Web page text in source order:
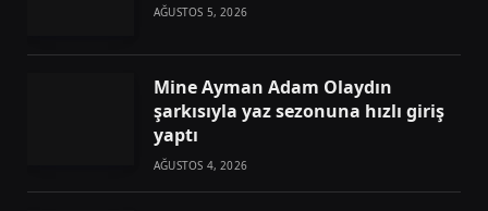
AĞUSTOS 5, 2026
Mine Ayman Adam Olaydın
şarkısıyla yaz sezonuna hızlı giriş
yaptı
AĞUSTOS 4, 2026